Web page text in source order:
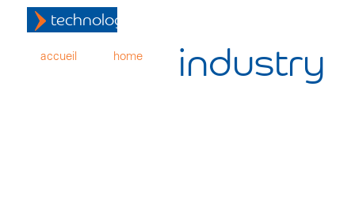
technologies
accueil home industry